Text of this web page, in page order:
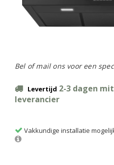
Bel of mail ons voor een
Levertijd 2-3 dagen
leverancier
Vakkundige installatie